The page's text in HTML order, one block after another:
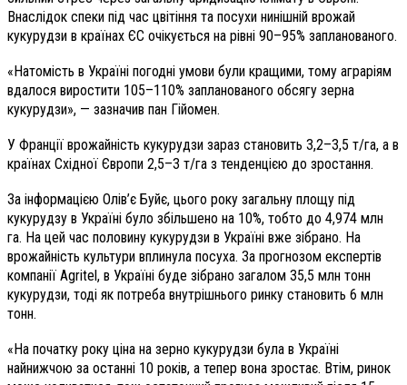
Внаслідок спеки під час цвітіння та посухи нинішній врожай
кукурудзи в країнах ЄС очікується на рівні 90–95% запланованого.
«Натомість в Україні погодні умови були кращими, тому аграріям
вдалося виростити 105–110% запланованого обсягу зерна
кукурудзи», — зазначив пан Гійомен.
У Франції врожайність кукурудзи зараз становить 3,2–3,5 т/га, а в
країнах Східної Європи 2,5–3 т/га з тенденцією до зростання.
За інформацією Олів’є Буйє, цього року загальну площу під
кукурудзу в Україні було збільшено на 10%, тобто до 4,974 млн
га. На цей час половину кукурудзи в Україні вже зібрано. На
врожайність культури вплинула посуха. За прогнозом експертів
компанії Agritel, в Україні буде зібрано загалом 35,5 млн тонн
кукурудзи, тоді як потреба внутрішнього ринку становить 6 млн
тонн.
«На початку року ціна на зерно кукурудзи була в Україні
найнижчою за останні 10 років, а тепер вона зростає. Втім, ринок